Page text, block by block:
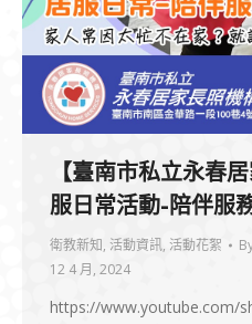
【臺南市私立永春
服日常活動-陪伴服
衛教新知, 活動資訊, 活動花絮
12 4 月, 2024
https://www.youtube.com/